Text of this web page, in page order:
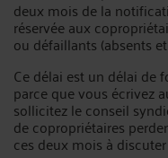
deux mois de la
réservée aux
ou défaillants (absents
Ce délai est un délai de
parce que vous écrivez
sollicitez le conseil
de copropriétaires
ces deux mois à